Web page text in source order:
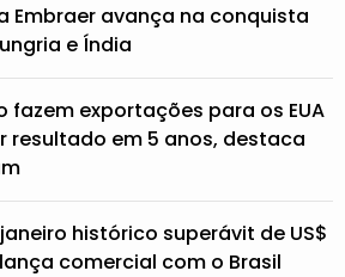
Embraer avança na conquista
e Índia
fazem exportações para os EUA
resultado em 5 anos, destaca
histórico superávit de US$
comercial com o Brasil